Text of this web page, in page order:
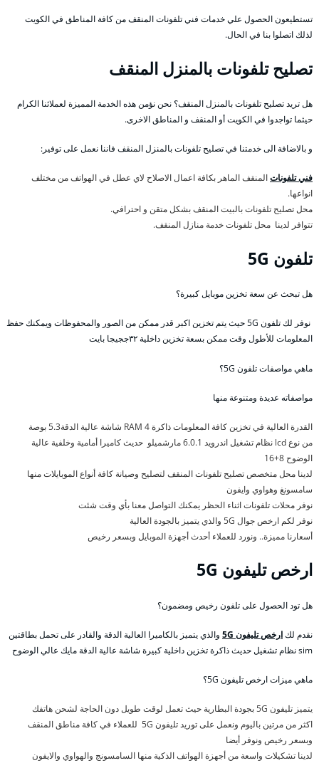
تستطيعون الحصول علي خدمات فني تلفونات المنقف من كافة المناطق في الكويت
لذلك اتصلوا بنا في الحال.
تصليح تلفونات بالمنزل المنقف
هل تريد تصليح تلفونات بالمنزل المنقف؟ نحن نؤمن هذه الخدمة المميزة لعملائنا الكرام
حيثما تواجدوا في الكويت أو المنقف و المناطق الاخرى.
و بالاضافة الى خدمتنا في تصليح تلفونات بالمنزل المنقف فاننا نعمل على توفير:
فني تلفوناتالمنقف الماهر بكافة اعمال الاصلاح لاي عطل في الهواتف من مختلف
انواعها.
محل تصليح تلفونات بالبيت المنقف بشكل متقن و احترافي.
تتوافر لدينا محل تلفونات خدمة منازل المنقف.
تلفون 5G
هل تبحث عن سعة تخزين موبايل كبيرة؟
نوفر لك تلفون 5G حيث يتم تخزين اكبر قدر ممكن من الصور والمحفوظات ويمكنك حفظ
المعلومات للأطول وقت ممكن بسعة تخزين داخلية ٣٢ججيجا بايت
ماهي مواصفات تلفون 5G؟
مواصفاته عديدة ومتنوعة منها
القدرة العالية في تخزين كافة المعلومات ذاكرة RAM 4 شاشة عالية الدقة5.3 بوصة
من نوع lcd نظام تشغيل اندرويد 6.0.1 مارشميلو حديث كاميرا أمامية وخلفية عالية
الوضوح 8+16
لدينا محل متخصص تصليح تلفونات المنقف لتصليح وصيانة كافة أنواع الموبايلات منها
سامسونغ وهواوي وايفون
نوفر محلات تلفونات اثناء الحظر يمكنك التواصل معنا بأي وقت شئت
نوفر لكم ارخص جوال 5G والذي يتميز بالجودة العالية
أسعارنا مميزة.. ونورد للعملاء أحدث أجهزة الموبايل وبسعر رخيص
ارخص تليفون 5G
هل تود الحصول على تلفون رخيص ومضمون؟
نقدم لكارخص تليفون 5G
والذي يتميز بالكاميرا العالية الدقة والقادر على تحمل بطاقتين
sim نظام تشغيل حديث ذاكرة تخزين داخلية كبيرة شاشة عالية الدقة مايك عالي الوضوح
ماهي ميزات ارخص تليفون 5G؟
يتميز تليفون 5G بجودة البطارية حيث تعمل لوقت طويل دون الحاجة لشحن هاتفك
اكثر من مرتين باليوم ونعمل على توريد تليفون 5G للعملاء في كافة مناطق المنقف
وبسعر رخيص ونوفر أيضا
لدينا تشكيلات واسعة من أجهزة الهواتف الذكية منها السامسونج والهواوي والايفون